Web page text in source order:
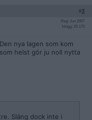
#3
Reg: Jun 2007
Inlägg: 25 170
nya lagen som kom
helst gör ju noll nytta
Släng dock inte i